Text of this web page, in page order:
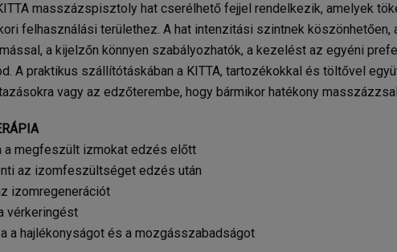
masszázspisztoly hat cserélhető fejjel rendelkezik, amelyek
felhasználási területhez. A hat intenzitási szintnek köszönhetően,
a kijelzőn könnyen szabályozhatók, a kezelést az egyéni
A praktikus szállítótáskában a KITTA, tartozékokkal és töltővel
vagy az edzőterembe, hogy bármikor hatékony
a megfeszült izmokat edzés előtt
az izomfeszültséget edzés után
izomregenerációt
vérkeringést
a hajlékonyságot és a mozgásszabadságot